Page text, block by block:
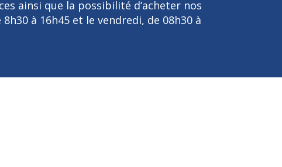
ainsi que la possibilité d’acheter nos
à 16h45 et le vendredi, de 08h30 à